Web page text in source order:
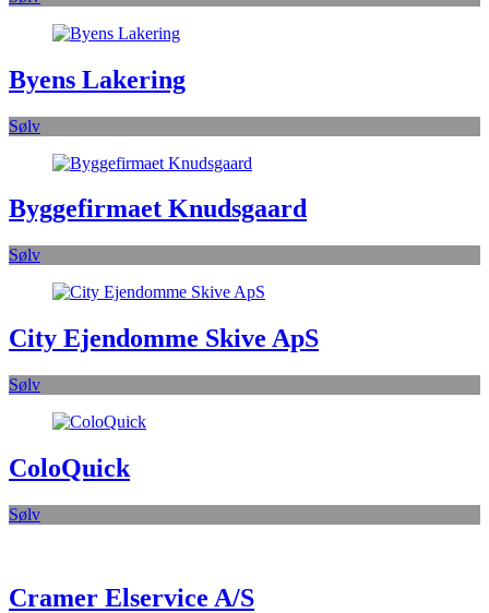
Byens Lakering
Sølv
Byggefirmaet Knudsgaard
Sølv
City Ejendomme Skive ApS
Sølv
ColoQuick
Sølv
Cramer Elservice A/S